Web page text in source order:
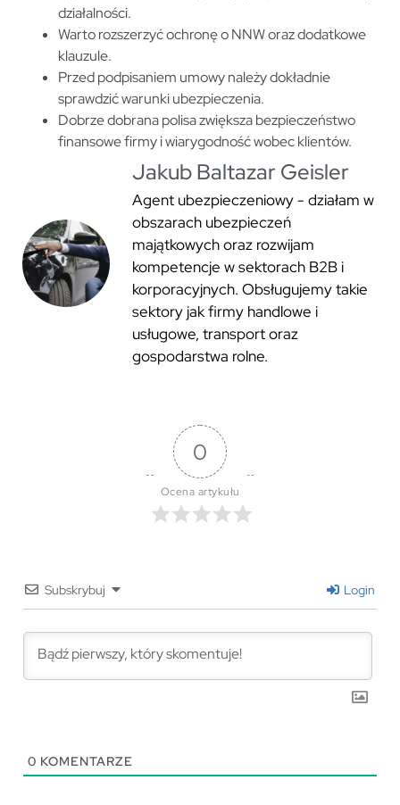
działalności.
Warto rozszerzyć ochronę o NNW oraz dodatkowe
klauzule.
Przed podpisaniem umowy należy dokładnie
sprawdzić warunki ubezpieczenia.
Dobrze dobrana polisa zwiększa bezpieczeństwo
finansowe firmy i wiarygodność wobec klientów.
Jakub Baltazar Geisler
Agent ubezpieczeniowy - działam w
obszarach ubezpieczeń
majątkowych oraz rozwijam
kompetencje w sektorach B2B i
korporacyjnych. Obsługujemy takie
sektory jak firmy handlowe i
usługowe, transport oraz
gospodarstwa rolne.
0
Ocena artykułu
Subskrybuj Login
0 KOMENTARZE